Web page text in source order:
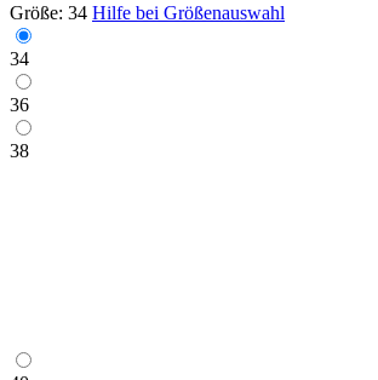
Größe: 34 Hilfe bei Größenauswahl
34
36
38